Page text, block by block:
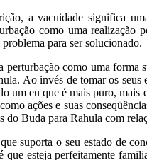
a vacuidade significa
como uma
para ser solucionado.
perturbação como uma forma
Ao invés de tomar os
um eu que é mais puro,
ações e suas
do Buda para Rahula com
suporta o seu estado de
que esteja perfeitamente